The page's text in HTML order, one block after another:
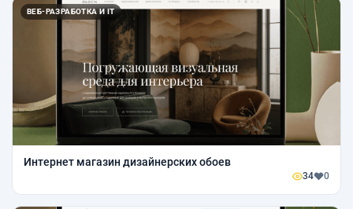
ВЕБ-РАЗРАБОТКА И IT
Интернет магазин дизайнерских обоев
34 0